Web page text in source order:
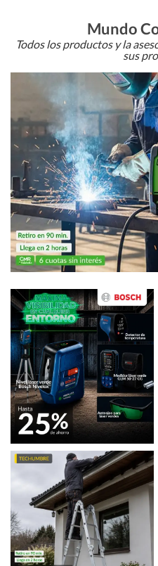
Mundo
Todos los productos y la
sus